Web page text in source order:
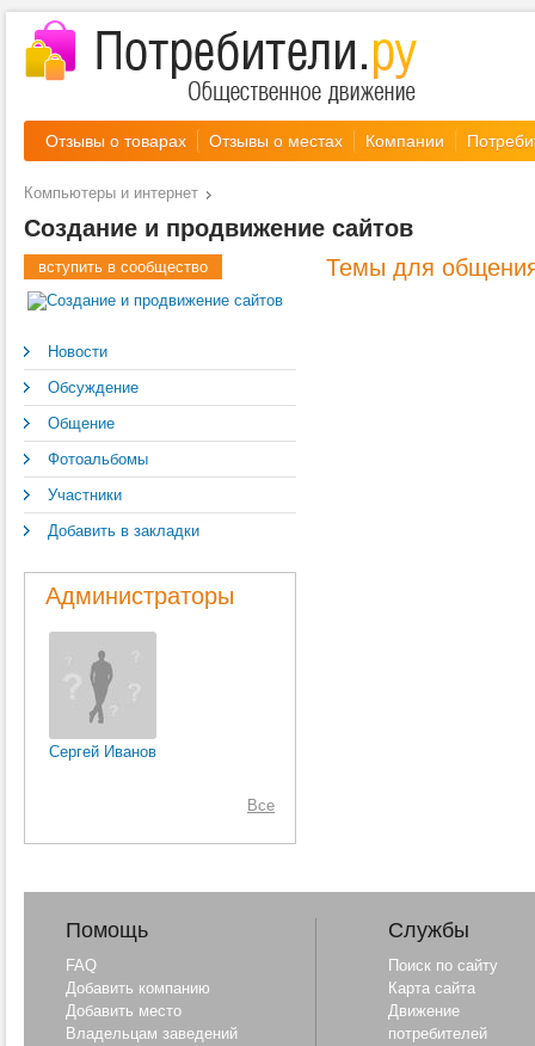
Отзывы о товарах Отзывы о местах Компании
Компьютеры и интернет
Создание и продвижение сайтов
вступить в сообщество
Новости
Обсуждение
Общение
Фотоальбомы
Участники
Добавить в закладки
Администраторы
Сергей Иванов
Все
Темы для
Помощь
FAQ
Добавить компанию
Добавить место
Владельцам заведений
Службы
Поиск по сайту
Карта сайта
Движение
потребителей